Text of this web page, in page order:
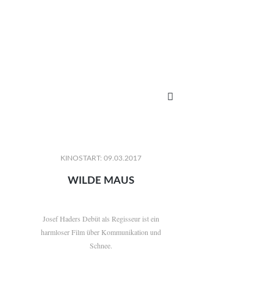

KINOSTART: 09.03.2017
WILDE MAUS
Josef Haders Debüt als Regisseur ist ein
harmloser Film über Kommunikation und
Schnee.